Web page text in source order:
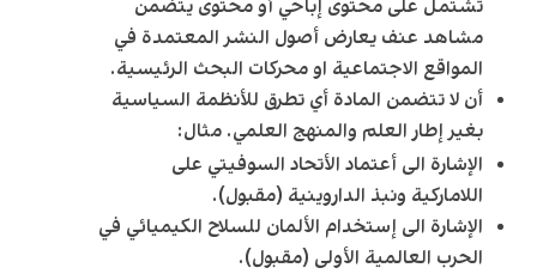
تشتمل على محتوى إباحي أو محتوى يتضمن
مشاهد عنف يعارض أصول النشر المعتمدة في
المواقع الاجتماعية او محركات البحث الرئيسية.
أن لا تتضمن المادة أي تطرق للأنظمة السياسية
بغير إطار العلم والمنهج العلمي. مثال:
الإشارة الى أعتماد الأتحاد السوفيتي على
اللاماركية ونبذ الداروينية (مقبول).
الإشارة الى إستخدام الألمان للسلاح الكيميائي في
الحرب العالمية الأولى (مقبول).